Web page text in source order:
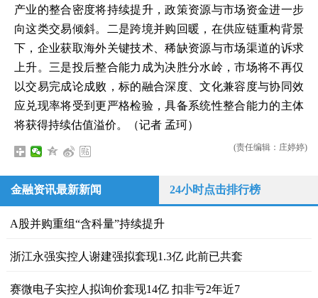
产业的整合密度将持续提升，政策资源与市场资金进一步
向这类交易倾斜。二是跨境并购回暖，在供应链重构背景
下，企业获取海外关键技术、稀缺资源与市场渠道的诉求
上升。三是投后整合能力成为决胜分水岭，市场将不再仅
以交易完成论成败，标的融合深度、文化兼容度与协同效
应兑现率将受到更严格检验，具备系统性整合能力的主体
将获得持续估值溢价。（记者 孟珂）
(责任编辑：庄婷婷)
金融资讯最新新闻 24小时点击排行榜
A股并购重组“含科量”持续提升
浙江永强实控人谢建强拟套现1.3亿 此前已共套
赛微电子实控人拟询价套现14亿 扣非亏2年近7